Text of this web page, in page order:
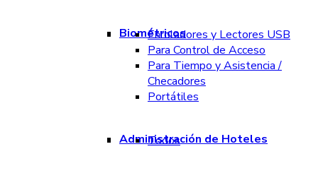
Biométricos
Enroladores y Lectores USB
Para Control de Acceso
Para Tiempo y Asistencia /
Checadores
Portátiles
Administración de Hoteles
Todos